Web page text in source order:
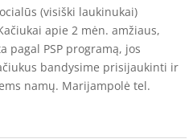
(visiški laukinukai)
apie 2 mėn. amžiaus,
pagal PSP programą, jos
bandysime prisijaukinti ir
namų. Marijampolė tel.